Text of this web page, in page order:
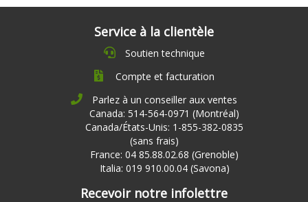
Service à la clientèle
Soutien technique
Compte et facturation
Parlez à un conseiller aux ventes
Canada: 514-564-0971 (Montréal)
Canada/États-Unis: 1-855-382-0835
(sans frais)
France: 04 85.88.02.68 (Grenoble)
Italia: 019 910.00.04 (Savona)
Recevoir notre infolettre